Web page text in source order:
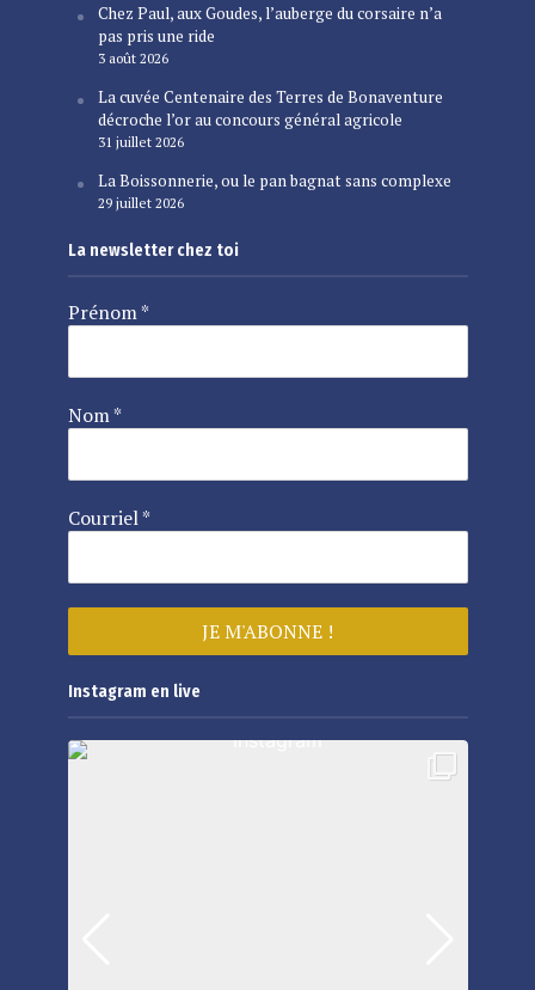
Chez Paul, aux Goudes, l’auberge du corsaire n’a
pas pris une ride
3 août 2026
La cuvée Centenaire des Terres de Bonaventure
décroche l’or au concours général agricole
31 juillet 2026
La Boissonnerie, ou le pan bagnat sans complexe
29 juillet 2026
La newsletter chez toi
Prénom*
Nom*
Courriel*
Instagram en live